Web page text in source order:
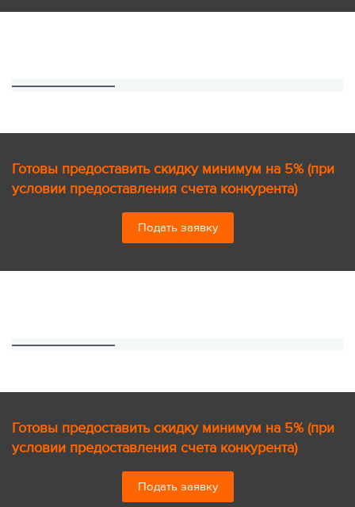
Готовы предоставить скидку минимум на 5% (при
условии предоставления счета конкурента)
Подать заявку
Готовы предоставить скидку минимум на 5% (при
условии предоставления счета конкурента)
Подать заявку